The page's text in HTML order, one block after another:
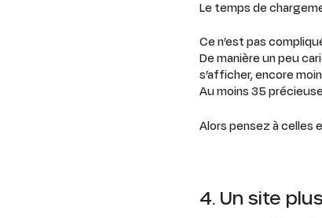
Le temps de
Ce n’est pas
De manière un peu
s’afficher, encore
Au moins 35
Alors pensez à celles
4. Un site